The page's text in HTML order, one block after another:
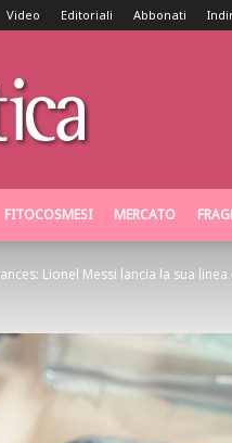
Video Editoriali Abbonati
FITOCOSMESI MERCATO
Lionel Messi lancia la sua